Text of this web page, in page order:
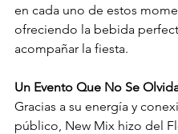
en cada uno de estos
ofreciendo la bebida
acompañar la fiesta.
Un Evento Que No Se
Gracias a su energía y
público, New Mix hizo del